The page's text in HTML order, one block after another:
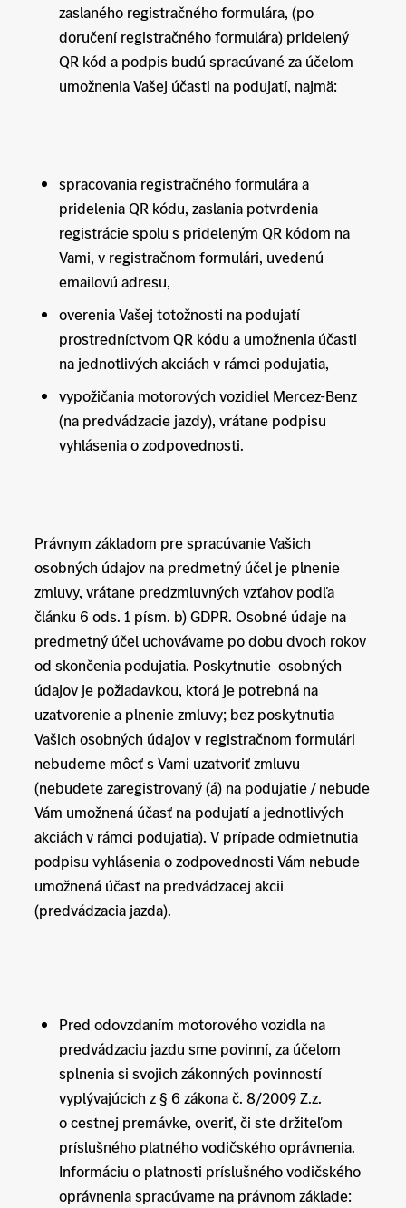
zaslaného registračného formulára, (po
doručení registračného formulára) pridelený
QR kód a podpis budú spracúvané za účelom
umožnenia Vašej účasti na podujatí, najmä:
spracovania registračného formulára a
pridelenia QR kódu, zaslania potvrdenia
registrácie spolu s prideleným QR kódom na
Vami, v registračnom formulári, uvedenú
emailovú adresu,
overenia Vašej totožnosti na podujatí
prostredníctvom QR kódu a umožnenia účasti
na jednotlivých akciách v rámci podujatia,
vypožičania motorových vozidiel Mercez-Benz
(na predvádzacie jazdy), vrátane podpisu
vyhlásenia o zodpovednosti.
Právnym základom pre spracúvanie Vašich
osobných údajov na predmetný účel je plnenie
zmluvy, vrátane predzmluvných vzťahov podľa
článku 6 ods. 1 písm. b) GDPR. Osobné údaje na
predmetný účel uchovávame po dobu dvoch rokov
od skončenia podujatia. Poskytnutie osobných
údajov je požiadavkou, ktorá je potrebná na
uzatvorenie a plnenie zmluvy; bez poskytnutia
Vašich osobných údajov v registračnom formulári
nebudeme môcť s Vami uzatvoriť zmluvu
(nebudete zaregistrovaný (á) na podujatie / nebude
Vám umožnená účasť na podujatí a jednotlivých
akciách v rámci podujatia). V prípade odmietnutia
podpisu vyhlásenia o zodpovednosti Vám nebude
umožnená účasť na predvádzacej akcii
(predvádzacia jazda).
Pred odovzdaním motorového vozidla na
predvádzaciu jazdu sme povinní, za účelom
splnenia si svojich zákonných povinností
vyplývajúcich z § 6 zákona č. 8/2009 Z.z.
o cestnej premávke, overiť, či ste držiteľom
príslušného platného vodičského oprávnenia.
Informáciu o platnosti príslušného vodičského
oprávnenia spracúvame na právnom základe: